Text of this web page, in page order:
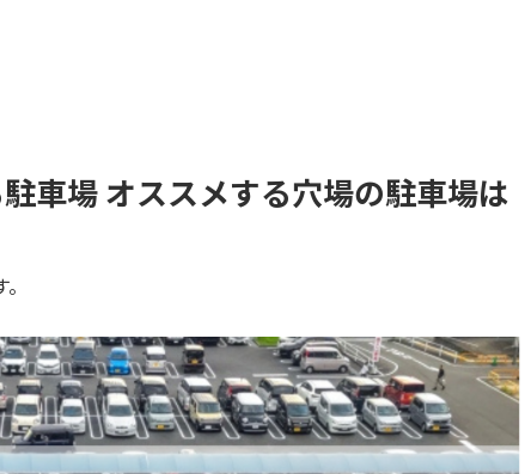
車場 オススメする穴場の駐車場は